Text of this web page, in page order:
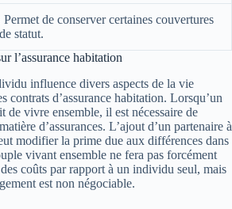
Permet de conserver certaines couvertures
statut.
l’assurance habitation
influence divers aspects de la vie
contrats d’assurance habitation. Lorsqu’un
de vivre ensemble, il est nécessaire de
d’assurances. L’ajout d’un partenaire à
modifier la prime due aux différences dans
vivant ensemble ne fera pas forcément
coûts par rapport à un individu seul, mais
est non négociable.